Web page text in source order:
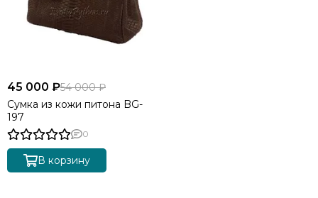
45 000 ₽54 000 ₽
Сумка из кожи питона BG-
197
0
В корзину